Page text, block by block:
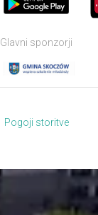
Glavni sponzorji
Pogoji storitve